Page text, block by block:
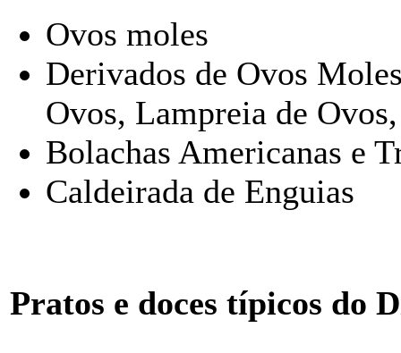
Ovos moles
Derivados de Ovos
Ovos, Lampreia de
Bolachas Americanas e
Caldeirada de Enguias
Pratos e doces típicos do